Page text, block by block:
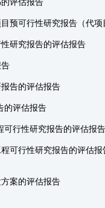
预可行性研究报告（代
研究报告的评估报告
告的评估报告
的评估报告
可行性研究报告的评估报告
可行性研究报告的评估报
案的评估报告